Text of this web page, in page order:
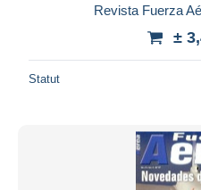
Revista Fuerza
±
Statut